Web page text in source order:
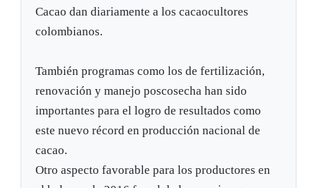
Cacao dan diariamente a los cacaocultores
colombianos.
También programas como los de fertilización,
renovación y manejo poscosecha han sido
importantes para el logro de resultados como
este nuevo récord en producción nacional de
cacao.
Otro aspecto favorable para los productores en